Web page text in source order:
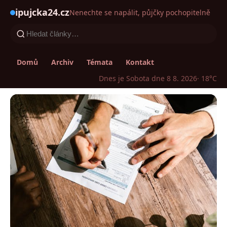
ipujcka24.czNenechte se napálit, půjčky pochopitelně
Domů Archiv Témata
Kontakt
Dnes je Sobota dne 8 8. 2026· 18°C